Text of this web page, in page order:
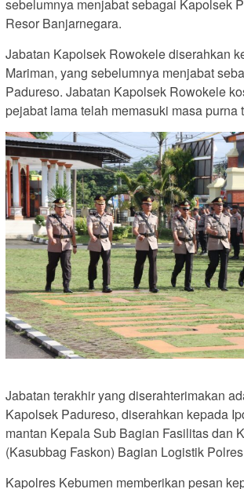
sebelumnya menjabat sebagai Kapolsek
Resor Banjarnegara.
Jabatan Kapolsek Rowokele diserahkan
Mariman, yang sebelumnya menjabat
Padureso. Jabatan Kapolsek Rowokele
pejabat lama telah memasuki masa purna
Jabatan terakhir yang diserahterimakan
Kapolsek Padureso, diserahkan kepada
mantan Kepala Sub Bagian Fasilitas dan
(Kasubbag Faskon) Bagian Logistik
Kapolres Kebumen memberikan pesan